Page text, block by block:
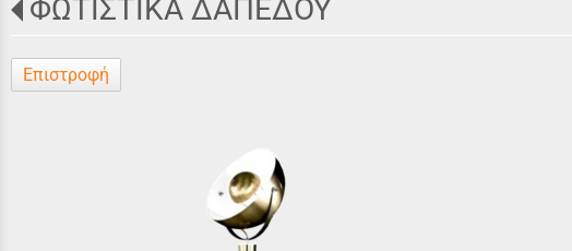
ΦΩΤΙΣΤΙΚΑ ΔΑΠΕΔΟΥ
Επιστροφή